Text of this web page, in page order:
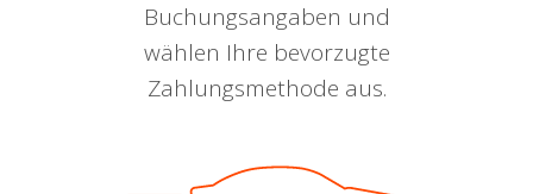
Buchungsangaben und
wählen Ihre bevorzugte
Zahlungsmethode aus.